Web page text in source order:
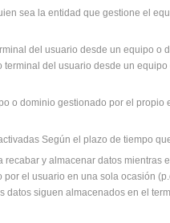
sea la entidad que gestione el
del usuario desde un equipo
del usuario desde un
o dominio gestionado por el
Según el plazo de tiempo
recabar y almacenar datos
el usuario en una sola ocasión
datos siguen almacenados en el